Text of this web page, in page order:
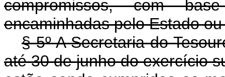
compromissos, com
encaminhadas pelo Estado
§ 5º A Secretaria do
até 30 de junho do exercício